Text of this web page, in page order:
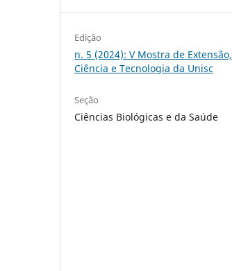
Edição
n. 5 (2024): V Mostra de Extensão,
Ciência e Tecnologia da Unisc
Seção
Ciências Biológicas e da Saúde